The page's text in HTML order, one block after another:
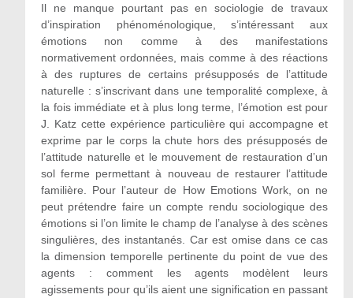
Il ne manque pourtant pas en sociologie de travaux
d’inspiration phénoménologique, s’intéressant aux
émotions non comme à des manifestations
normativement ordonnées, mais comme à des réactions
à des ruptures de certains présupposés de l’attitude
naturelle : s’inscrivant dans une temporalité complexe, à
la fois immédiate et à plus long terme, l’émotion est pour
J. Katz cette expérience particulière qui accompagne et
exprime par le corps la chute hors des présupposés de
l’attitude naturelle et le mouvement de restauration d’un
sol ferme permettant à nouveau de restaurer l’attitude
familière. Pour l’auteur de How Emotions Work, on ne
peut prétendre faire un compte rendu sociologique des
émotions si l’on limite le champ de l’analyse à des scènes
singulières, des instantanés. Car est omise dans ce cas
la dimension temporelle pertinente du point de vue des
agents : comment les agents modèlent leurs
agissements pour qu’ils aient une signification en passant